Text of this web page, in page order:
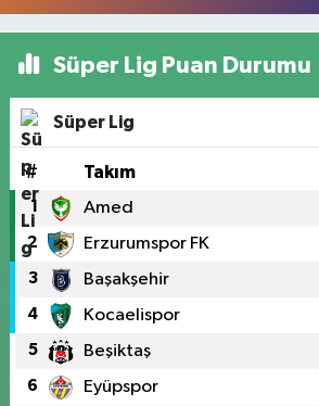
Süper Lig Puan Durumu
Süper Lig
# Takım
1 Amed
2 Erzurumspor FK
3 Başakşehir
4 Kocaelispor
5 Beşiktaş
6 Eyüpspor